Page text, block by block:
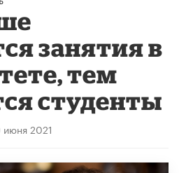
занятия в
тем
студенты
июня 2021